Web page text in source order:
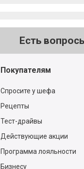
Есть
Покупателям
Спросите у шефа
Рецепты
Тест-драйвы
Действующие акции
Программа лояльности
Бизнесу